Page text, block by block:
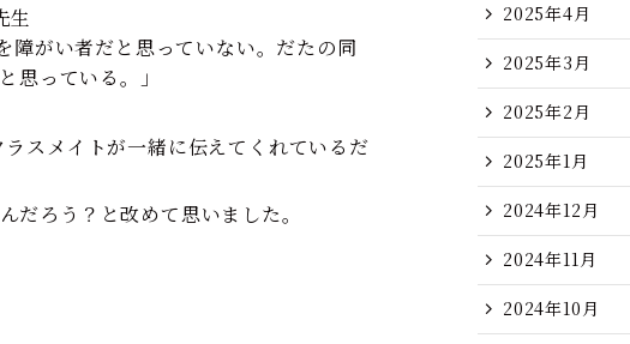
生
障がい者だと思っていない。だたの同
思っている。」
スメイトが一緒に伝えてくれているだ
ろう？と改めて思いました。
2025年4月
2025年3月
2025年2月
2025年1月
2024年12月
2024年11月
2024年10月